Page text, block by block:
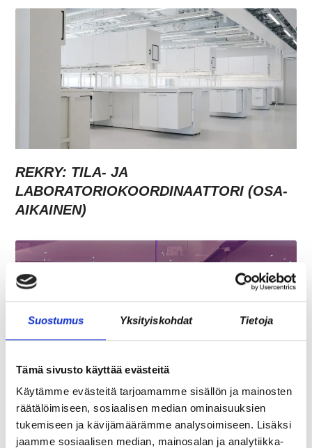
Suostumus Yksityiskohdat Tietoja
Tämä sivusto käyttää evästeitä
Käytämme evästeitä tarjoamamme sisällön ja mainosten
räätälöimiseen, sosiaalisen median ominaisuuksien
tukemiseen ja kävijämäärämme analysoimiseen. Lisäksi
jaamme sosiaalisen median, mainosalan ja analytiikka-
REKRY: TILA- JA
LABORATORIOKOORDINAATTORI (OSA-
AIKAINEN)
JÄSENEN KYNÄSTÄ – TILA MERKITSEE
MARKKINOINNISSA – KUUKIN EEVA
RISTKARI